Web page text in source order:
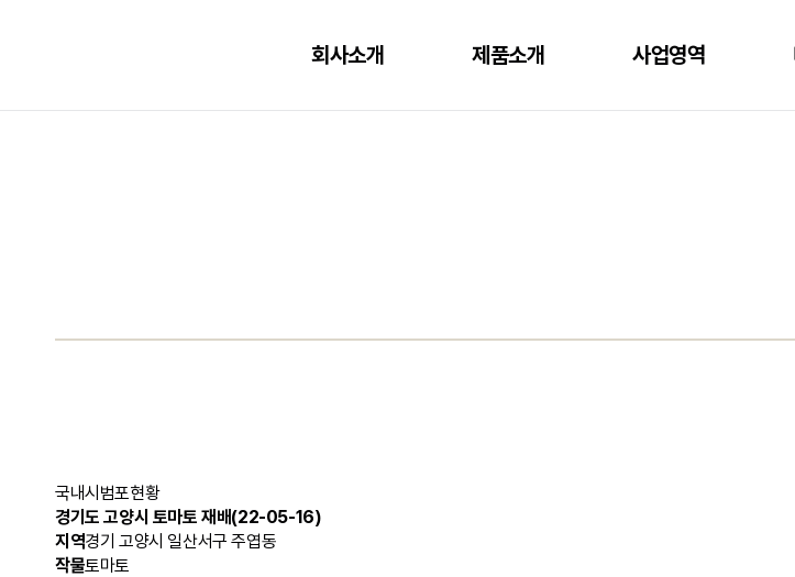
회사소개 제품소개 사업영역
국내시범포현황
경기도 고양시 토마토 재배(22-05-16)
지역경기 고양시 일산서구 주엽동
작물토마토